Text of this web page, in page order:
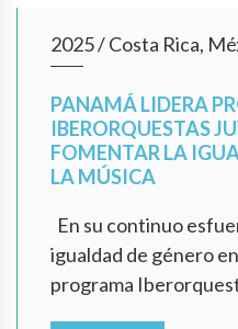
2025/Costa Rica,
PANAMÁ LIDERA
IBERORQUESTAS
FOMENTAR LA
LA MÚSICA
En su continuo
igualdad de género
programa